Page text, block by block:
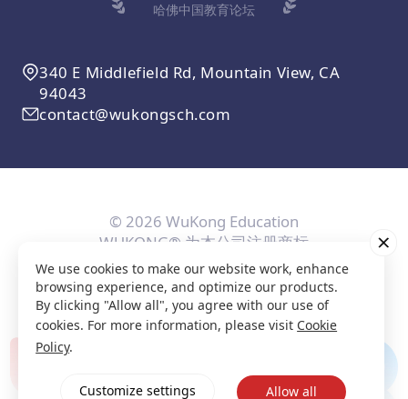
哈佛中国教育论坛
340 E Middlefield Rd, Mountain View, CA
94043
contact@wukongsch.com
© 2026 WuKong Education
WUKONG® 为本公司注册商标
用户协议隐私条款Cookie政策隐私设置
We use cookies to make our website work, enhance
browsing experience, and optimize our products.
By clicking "Allow all", you agree with our use of
cookies. For more information, please visit Cookie
Policy.
Customize settings Allow all